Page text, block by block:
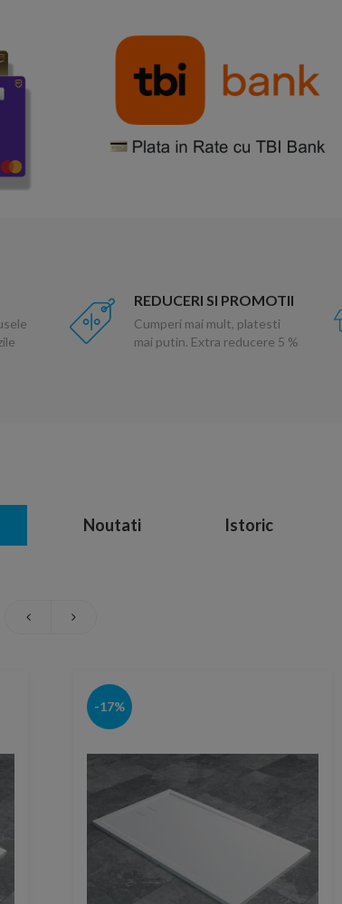
REDUCERI SI PROMOTII
Cumperi mai mult, platesti
mai putin. Extra reducere 5 %
Noutati Istoric
-17%